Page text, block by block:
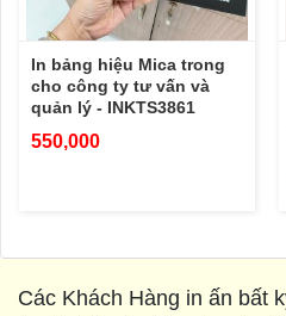
In bảng hiệu Mica trong
cho công ty tư vấn và
quản lý - INKTS3861
550,000
Các Khách Hàng in ấn bất